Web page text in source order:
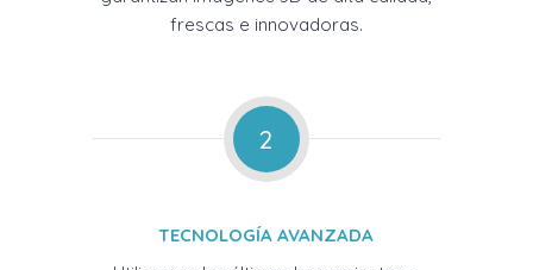
frescas e innovadoras.
2
TECNOLOGÍA AVANZADA